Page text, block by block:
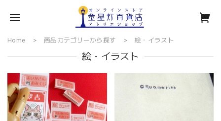
Home 商品カテゴリーから探す 絵・イラスト
絵・イラスト